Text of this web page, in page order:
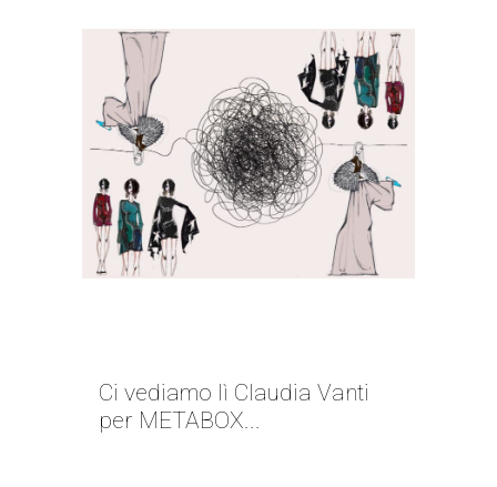
Ci vediamo lì Claudia Vanti
per METABOX...